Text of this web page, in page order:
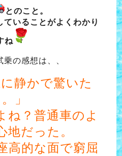
とのこと。
ていることがよくわかり
ね
の感想は、、
に静かで驚いた
」
ね？普通車のよ
地だった。
高的な面で窮屈